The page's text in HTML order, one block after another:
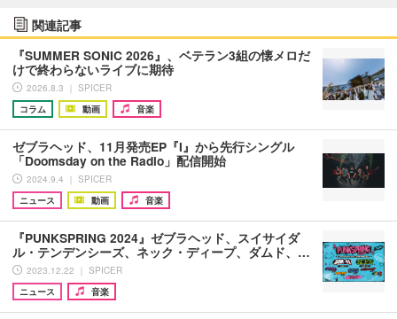
関連記事
『SUMMER SONIC 2026』、ベテラン3組の懐メロだ
けで終わらないライブに期待
2026.8.3 ｜ SPICER
コラム
動画 音楽
ゼブラヘッド、11月発売EP『I』から先行シングル
「Doomsday on the Radio」配信開始
2024.9.4 ｜ SPICER
ニュース
動画 音楽
『PUNKSPRING 2024』ゼブラヘッド、スイサイダ
ル・テンデンシーズ、ネック・ディープ、ダムド、…
2023.12.22 ｜ SPICER
ニュース
音楽